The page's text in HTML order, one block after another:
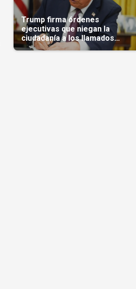
Trump firma órdenes
ejecutivas que niegan la
ciudadanía a los llamados
'turistas de nacimiento'